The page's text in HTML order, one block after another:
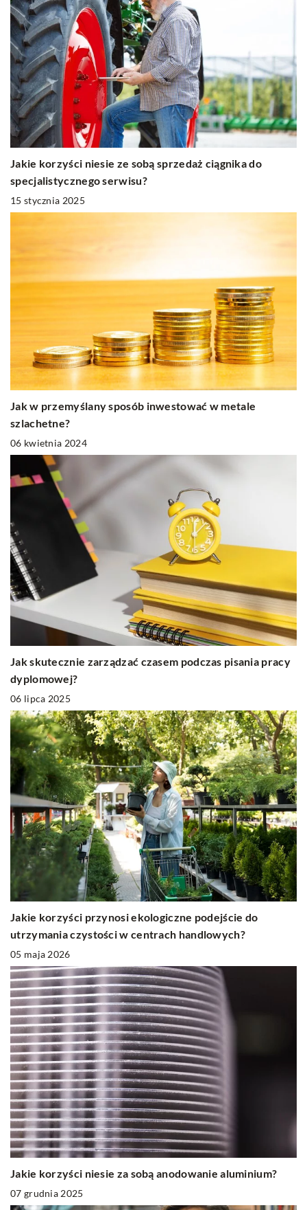
Jakie korzyści niesie ze sobą sprzedaż ciągnika do
specjalistycznego serwisu?
15 stycznia 2025
Jak w przemyślany sposób inwestować w metale
szlachetne?
06 kwietnia 2024
Jak skutecznie zarządzać czasem podczas pisania pracy
dyplomowej?
06 lipca 2025
Jakie korzyści przynosi ekologiczne podejście do
utrzymania czystości w centrach handlowych?
05 maja 2026
Jakie korzyści niesie za sobą anodowanie aluminium?
07 grudnia 2025